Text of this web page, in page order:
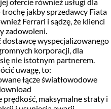
trochę jakby sprzedawcy Fiata
Ferrari i sądzę, że klienci
zadowoleni.
wyspecjalizowanego
korporacji, dla
nie istotnym partnerem.
uwagę, to:
łącze światłowodowe
maksymalne straty i